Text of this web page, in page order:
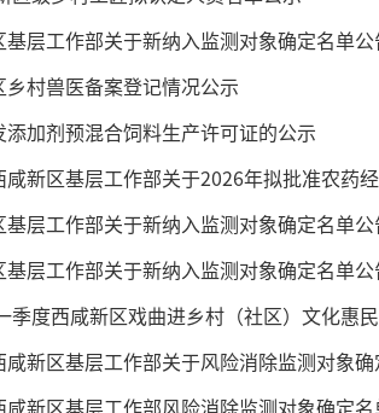
基层工作部关于新纳入监测对象确定名单公
乡村兽医备案登记情况公示
添加剂预混合饲料生产许可证的公示
新区基层工作部关于2026年拟批准农药经营
基层工作部关于新纳入监测对象确定名单公
基层工作部关于新纳入监测对象确定名单公
季度西咸新区戏曲进乡村（社区）文化惠
咸新区基层工作部关于风险消除监测对象
咸新区基层工作部风险消除监测对象确定